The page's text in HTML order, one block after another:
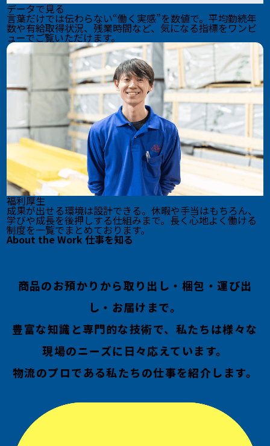
データで見る
言葉だけでは伝わらない“働く実感”を数値で。平均勤続年
数や有給取得状況、残業時間など、気になる指標をワンビ
ューでご覧いただけます。
福利厚生
成果が出せる環境は設計できる。休暇や手当はもちろん、
学びや成長を後押しする仕組みまで。長く心地よく働ける
制度を一覧でまとめております。
About the Work仕事を知る
商品のお預かりから取り出し・梱包・運び出
し・お届けまで。
豊富な知識と専門的な技術で、私たちは様々な
現場のニーズに日々応えています。
物流のプロである私たちの仕事を紹介します。